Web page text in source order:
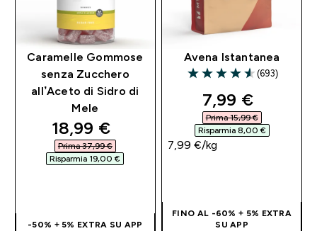
Caramelle Gommose
senza Zucchero
all’Aceto di Sidro di
Mele
discounted price
18,99 €‎
Prima 37,99 €‎
Risparmia 19,00 €‎
-50% + 5% EXTRA SU APP
Avena Istantanea
4.58 out of 5 stars
(693)
discounted
7,99 €‎
Prima 15,99 €‎
Risparmia 8,00 €‎
7,99 €‎/kg
FINO AL -60% + 5% EXTRA
SU APP